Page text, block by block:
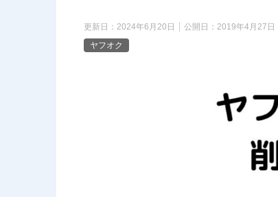
更新日： 2024年6月20日 公開日： 2019年4月27日
ヤフオク